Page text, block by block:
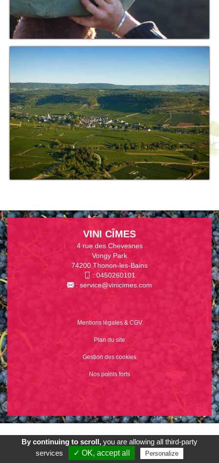
VINI CÎMES
4 rue des Chevesnes
Vongy Park
74200 Thonon-les-Bains
: 0450260101
: service@vinicimes.com
Mentions légales & CGV
Plan du site
Gestion des cookies
Nos points forts
Appeler E-Mail Venir
© 2026 Agence Web Thonon Les Bains -
Référencement Google
Thonon Les Bains
Clic And Go
création site internet thonon
clicandgo.com
By continuing to scroll,you are allowing all third-party
services
✓ OK, accept all Personalize